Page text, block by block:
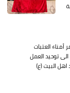
أمناء العتبات
توحيد العمل
اهل البيت (ع)